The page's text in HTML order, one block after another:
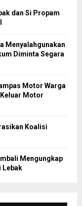
dan Si Propam
Menyalahgunakan
Diminta Segara
Motor Warga
Motor
Koalisi
Mengungkap
Lebak